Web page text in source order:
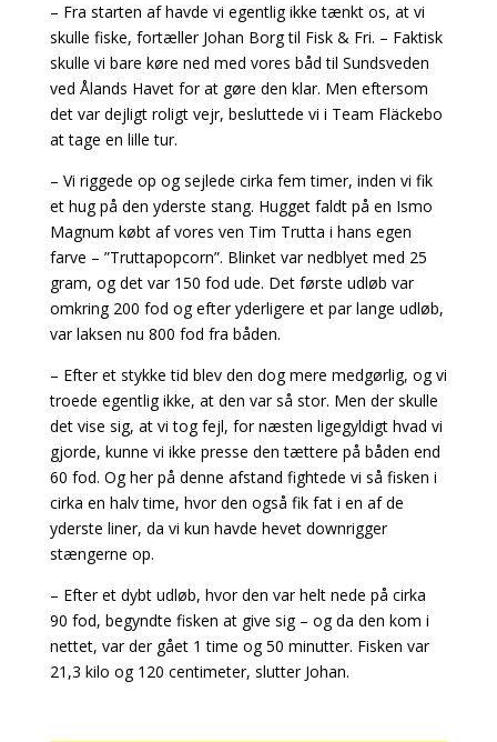
– Fra starten af havde vi egentlig ikke tænkt os, at vi
skulle fiske, fortæller Johan Borg til Fisk & Fri. – Faktisk
skulle vi bare køre ned med vores båd til Sundsveden
ved Ålands Havet for at gøre den klar. Men eftersom
det var dejligt roligt vejr, besluttede vi i Team Fläckebo
at tage en lille tur.
– Vi riggede op og sejlede cirka fem timer, inden vi fik
et hug på den yderste stang. Hugget faldt på en Ismo
Magnum købt af vores ven Tim Trutta i hans egen
farve – ”Truttapopcorn”. Blinket var nedblyet med 25
gram, og det var 150 fod ude. Det første udløb var
omkring 200 fod og efter yderligere et par lange udløb,
var laksen nu 800 fod fra båden.
– Efter et stykke tid blev den dog mere medgørlig, og vi
troede egentlig ikke, at den var så stor. Men der skulle
det vise sig, at vi tog fejl, for næsten ligegyldigt hvad vi
gjorde, kunne vi ikke presse den tættere på båden end
60 fod. Og her på denne afstand fightede vi så fisken i
cirka en halv time, hvor den også fik fat i en af de
yderste liner, da vi kun havde hevet downrigger
stængerne op.
– Efter et dybt udløb, hvor den var helt nede på cirka
90 fod, begyndte fisken at give sig – og da den kom i
nettet, var der gået 1 time og 50 minutter. Fisken var
21,3 kilo og 120 centimeter, slutter Johan.